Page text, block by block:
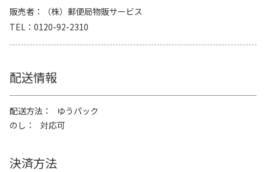
販売者
（株）郵便局物販サービス
TEL
0120-92-2310
配送情報
配送方法
ゆうパック
のし
対応可
決済方法